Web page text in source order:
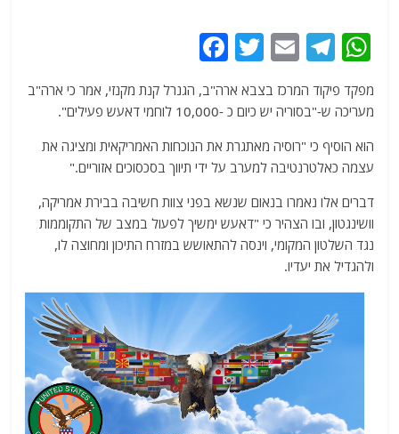
W
at
s
A
p
p
T
e
g
ra
m
E
ai
l
T
itt
er
c
e
b
o
o
k
מפקד פיקוד המרכז בצבא ארה"ב, הגנרל קנת מקנזי, אמר כי ארה"ב
מעריכה ש-"בסוריה יש כיום כ -10,000 לוחמי דאעש פעילים".
הוא הוסיף כי "רוסיה מאתגרת את הנוכחות האמריקאית ומציגה את
עצמה כאלטרנטיבה למערב על ידי תיווך בסכסוכים אזוריים."
דברים אלו נאמרו בנאום שנשא בפני צוות חשיבה בבירת אמריקה,
וושינגטון, ובו הצהיר כי "דאעש ימשיך לפעול במצב של התקוממות
נגד השלטון המקומי, וינסה להתאושש במזרח התיכון ומחוצה לו,
ולהגדיל את יעדיו.